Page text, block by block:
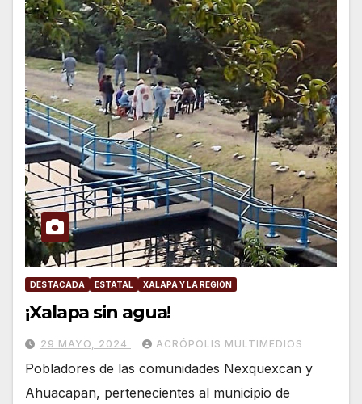
DESTACADA ESTATAL XALAPA Y LA REGIÓN
¡Xalapa sin agua!
29 MAYO, 2024 ACRÓPOLIS MULTIMEDIOS
Pobladores de las comunidades Nexquexcan y
Ahuacapan, pertenecientes al municipio de